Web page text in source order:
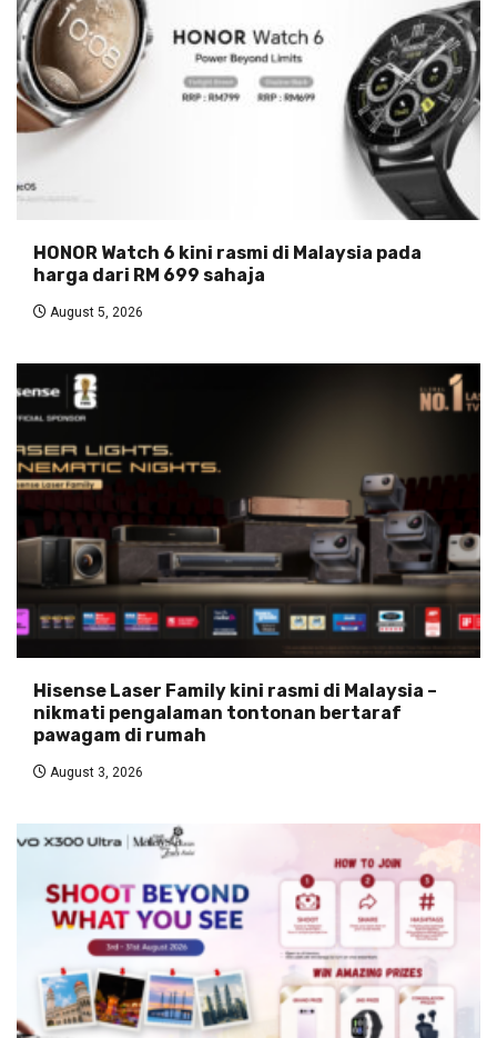
HONOR Watch 6 kini rasmi di Malaysia pada
harga dari RM 699 sahaja
August 5, 2026
Hisense Laser Family kini rasmi di Malaysia –
nikmati pengalaman tontonan bertaraf
pawagam di rumah
August 3, 2026